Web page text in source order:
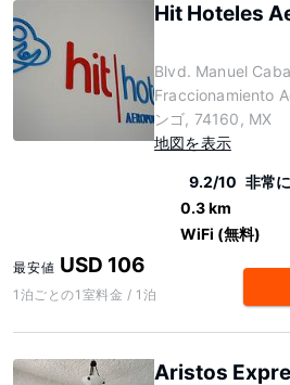
Hit Hoteles
Blvd. Manuel
Fraccionamiento
ンゴ, 74160, MX
地図を表示
9.2/10 非常
0.3 km
WiFi (無料)
最安値 USD 106
1泊ごとの1室料金 / 1泊
Aristos